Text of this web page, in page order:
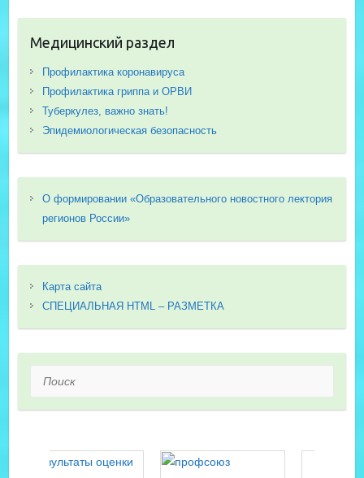
Медицинский раздел
Профилактика коронавируса
Профилактика гриппа и ОРВИ
Туберкулез, важно знать!
Эпидемиологическая безопасность
О формировании «Образовательного новостного лектория
регионов России»
Карта сайта
СПЕЦИАЛЬНАЯ HTML – РАЗМЕТКА
Поиск